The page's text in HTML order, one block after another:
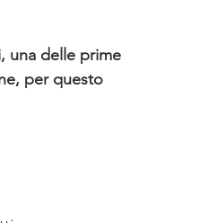
una delle prime
per questo